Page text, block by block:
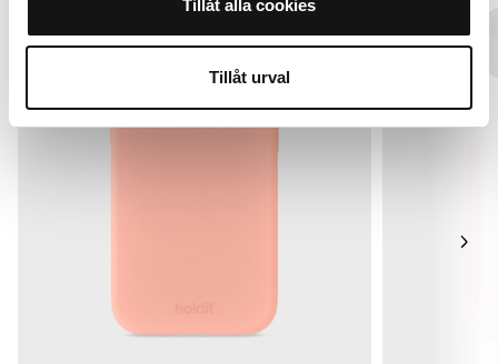
Tillåt alla cookies
Tillåt urval